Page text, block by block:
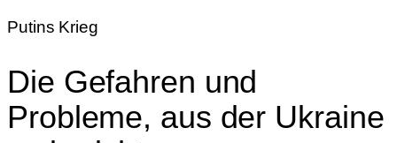
Putins Krieg
Die Gefahren und
Probleme, aus der Ukraine